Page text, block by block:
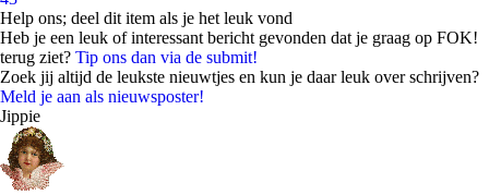
Help ons; deel dit item als je het leuk vond
Heb je een leuk of interessant bericht gevonden dat je graag op FOK!
terug ziet? Tip ons dan via de submit!
Zoek jij altijd de leukste nieuwtjes en kun je daar leuk over schrijven?
Meld je aan als nieuwsposter!
Jippie